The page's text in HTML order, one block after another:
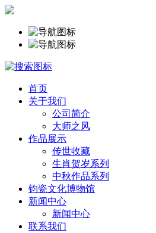
首页
关于我们
公司简介
大师之风
作品展示
传世收藏
生肖贺岁系列
中秋作品系列
钧瓷文化博物馆
新闻中心
新闻中心
联系我们